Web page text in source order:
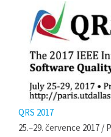
QRS 2017
25.–29. července 2017 /